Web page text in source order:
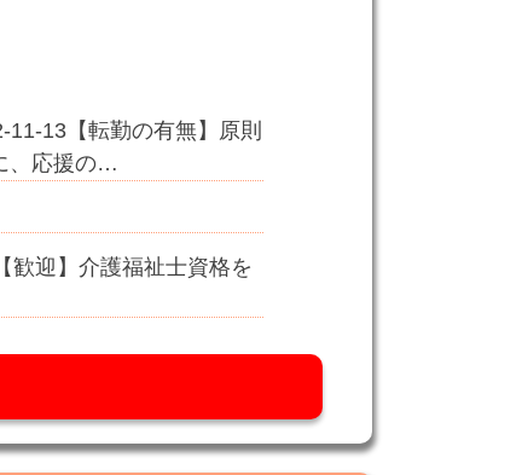
13【転勤の有無】原則
、応援の…
歓迎】介護福祉士資格を